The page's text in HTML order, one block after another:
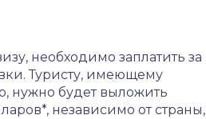
необходимо заплатить за
Туристу, имеющему
нужно будет выложить
независимо от страны,